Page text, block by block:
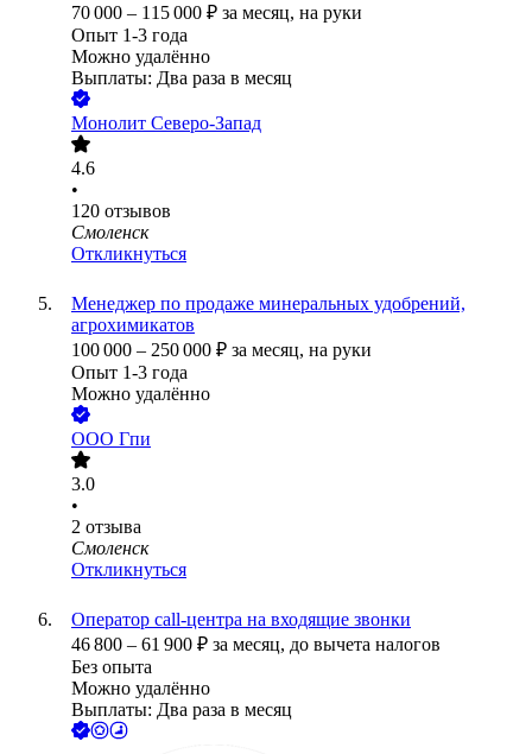
70 000 – 115 000 ₽ за месяц, на руки
Опыт 1-3 года
Можно удалённо
Выплаты: Два раза в месяц
Монолит Северо-Запад
4.6
•
120 отзывов
Смоленск
Откликнуться
Менеджер по продаже минеральных удобрений,
агрохимикатов
100 000 – 250 000 ₽ за месяц, на руки
Опыт 1-3 года
Можно удалённо
ООО Гпи
3.0
•
2 отзыва
Смоленск
Откликнуться
Оператор call-центра на входящие звонки
46 800 – 61 900 ₽ за месяц, до вычета налогов
Без опыта
Можно удалённо
Выплаты: Два раза в месяц